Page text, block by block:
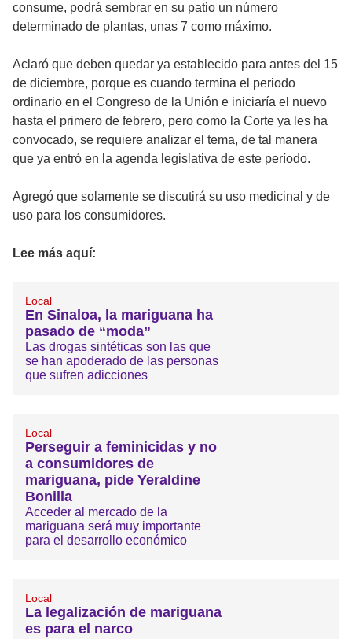
consume, podrá sembrar en su patio un número
determinado de plantas, unas 7 como máximo.
Aclaró que deben quedar ya establecido para antes del 15
de diciembre, porque es cuando termina el periodo
ordinario en el Congreso de la Unión e iniciaría el nuevo
hasta el primero de febrero, pero como la Corte ya les ha
convocado, se requiere analizar el tema, de tal manera
que ya entró en la agenda legislativa de este período.
Agregó que solamente se discutirá su uso medicinal y de
uso para los consumidores.
Lee más aquí:
Local
En Sinaloa, la mariguana ha
pasado de “moda”
Las drogas sintéticas son las que
se han apoderado de las personas
que sufren adicciones
Local
Perseguir a feminicidas y no
a consumidores de
mariguana, pide Yeraldine
Bonilla
Acceder al mercado de la
mariguana será muy importante
para el desarrollo económico
Local
La legalización de mariguana
es para el narco